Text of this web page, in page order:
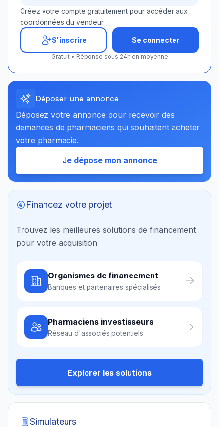
Créez votre compte gratuitement pour accéder aux
coordonnées du vendeur
S'inscrire Se connecter
Gratuit • Réponse sous 24h en moyenne
Déposer une annonce
Déposez votre annonce pour recevoir des
demandes de pharmaciens qui souhaitent acheter
votre pharmacie.
Je dépose mon annonce
Financez votre projet
Trouvez les meilleures solutions de financement
pour votre acquisition
Organismes de financement
Banques et partenaires spécialisés
Pharmaciens investisseurs
Réseau d'associés potentiels
Explorer les solutions
Simulateurs